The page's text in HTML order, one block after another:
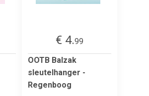
€ 4.99
OOTB Balzak
sleutelhanger -
Regenboog